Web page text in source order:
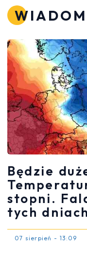
Będzie
stopni.
tych dniach
07 sierpień - 13:09